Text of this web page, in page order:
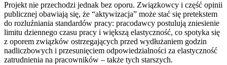
Projekt nie przechodzi jednak bez oporu. Związkowcy i część opinii
publicznej obawiają się, że “aktywizacja” może stać się pretekstem
do rozluźniania standardów pracy: pracodawcy postulują zniesienie
limitu dziennego czasu pracy i większą elastyczność, co spotyka się
z oporem związków ostrzegających przed wydłużaniem godzin
nadliczbowych i przesunięciem odpowiedzialności za elastyczność
zatrudnienia na pracowników – także tych starszych.